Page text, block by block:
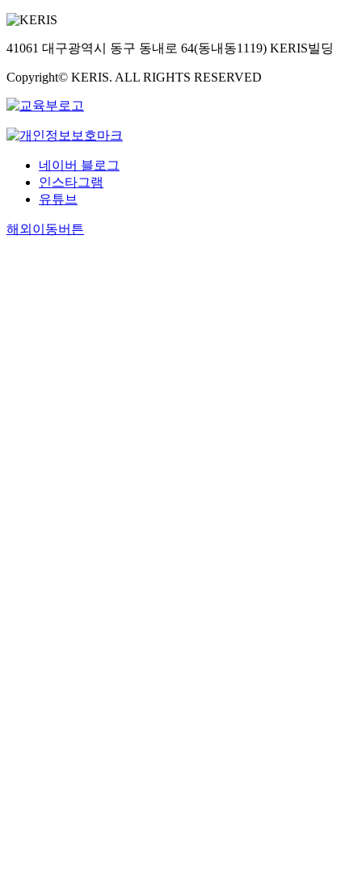
41061 대구광역시 동구 동내로 64(동내동1119) KERIS빌딩
Copyright© KERIS. ALL RIGHTS RESERVED
네이버 블로그
인스타그램
유튜브
해외이동버튼